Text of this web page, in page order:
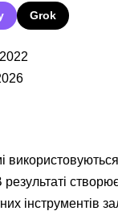
Grok
інструментів